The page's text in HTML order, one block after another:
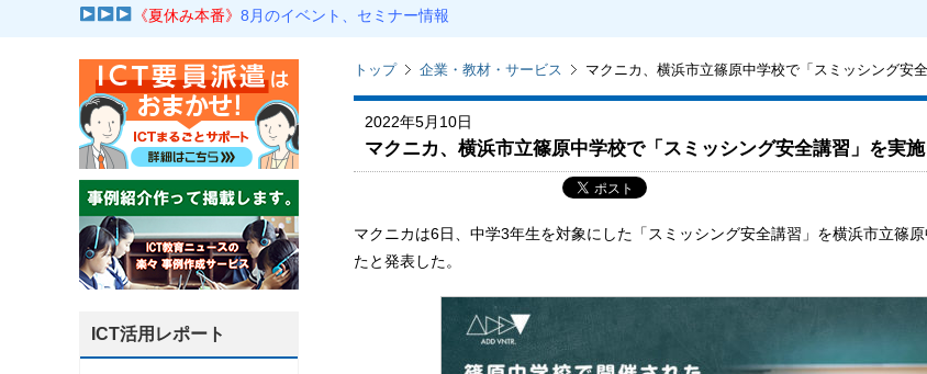
《夏休み本番》8月のイベント、セミナー情報
トップ 企業・教材・サービス マクニカ、横浜市立篠原中学校で「スミッシング安
2022年5月10日
マクニカ、横浜市立篠原中学校で「スミッシング安全講習」を実施
マクニカは6日、中学3年生を対象にした「スミッシング安全講習」を横浜市立篠
たと発表した。
ICT活用レポート